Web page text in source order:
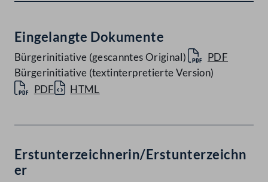
Eingelangte Dokumente
Bürgerinitiative (gescanntes Original)
PDF
Bürgerinitiative (textinterpretierte Version)
PDF
HTML
Erstunterzeichnerin/Erstunterzeichn
er